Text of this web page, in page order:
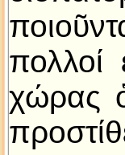
πολλοί
χώρας